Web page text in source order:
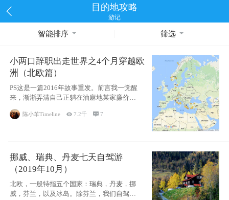
目的地攻略
游记
智能排序 筛选
小两口辞职出走世界之4个月穿越欧
洲（北欧篇）
PS这是一篇2016年故事重发。前言我一觉醒
来，渐渐弄清自己正躺在油麻地某家廉价宾
馆
陈小羊Timeline 7.2千 7
挪威、瑞典、丹麦七天自驾游
（2019年10月）
北欧，一般特指五个国家：瑞典，丹麦，挪
威，芬兰，以及冰岛。除芬兰，我们自驾游